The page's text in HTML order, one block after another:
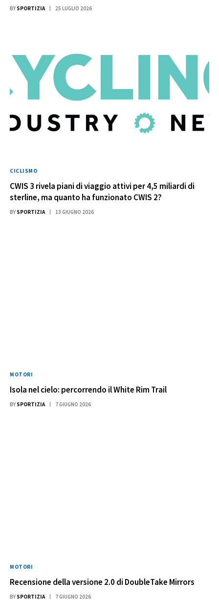
BY SPORTIZIA 25 LUGLIO 2026
CICLISMO
CWIS 3 rivela piani di viaggio attivi per 4,5 miliardi di
sterline, ma quanto ha funzionato CWIS 2?
BY SPORTIZIA 13 GIUGNO 2026
MOTORI
Isola nel cielo: percorrendo il White Rim Trail
BY SPORTIZIA 7 GIUGNO 2026
MOTORI
Recensione della versione 2.0 di DoubleTake Mirrors
BY SPORTIZIA 7 GIUGNO 2026